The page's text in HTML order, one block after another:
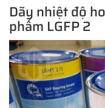
Dãy nhiệt độ
phẩm LGFP 2